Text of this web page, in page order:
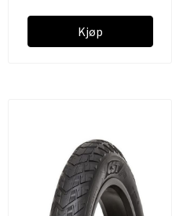
Kjøp